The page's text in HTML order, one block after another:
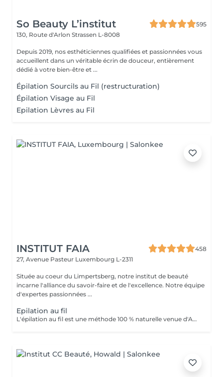
So Beauty L’institut
595
130, Route d'Arlon Strassen L-8008
Depuis 2019, nos esthéticiennes qualifiées et passionnées vous
accueillent dans un véritable écrin de douceur, entièrement
dédié à votre bien-être et ...
Épilation Sourcils au Fil (restructuration)
Épilation Visage au Fil
Epilation Lèvres au Fil
INSTITUT FAIA
458
27, Avenue Pasteur Luxembourg L-2311
Située au coeur du Limpertsberg, notre institut de beauté
incarne l'alliance du savoir-faire et de l'excellence. Notre équipe
d'expertes passionnées ...
Epilation au fil
L'épilation au fil est une méthode 100 % naturelle venue d'Asie et du Moyen-Orient. Elle consiste à utiliser un fil de coton torsadé pour retirer le poil à la racine avec une grande précision. Idéale pour les zones sensibles du visage (sourcils, lèvre, menton, joues...), cette technique est douce, hygiénique et adaptée à tous les types de peau, même les plus réactives. Le fil permet de dessiner des lignes nettes et parfaitement définies tout en évitant les irritations souvent causées par la cire ou la pince. * Les avantages: Résultat net et précis Repousse plus lente et plus fine Méthode naturelle, sans produit chimique Moins de risque de poils incarnés Convient aux peaux sensibles